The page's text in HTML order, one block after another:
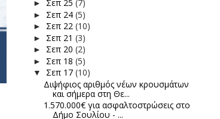
► Σεπ 25 (7)
► Σεπ 24 (5)
► Σεπ 22 (10)
► Σεπ 21 (3)
► Σεπ 20 (2)
► Σεπ 18 (5)
▼ Σεπ 17 (10)
Διψήφιος αριθμός νέων κρουσμάτων
και σήμερα στη Θε...
1.570.000€ για ασφαλτοστρώσεις στο
Δήμο Σουλίου - ...